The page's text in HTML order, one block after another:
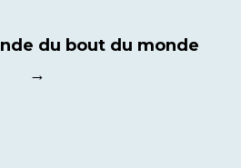
du bout du monde
→